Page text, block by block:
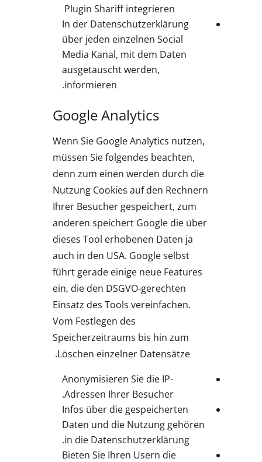
Plugin Shariff integrieren
In der Datenschutzerklärung
über jeden einzelnen Social
Media Kanal, mit dem Daten
ausgetauscht werden,
informieren.
Google Analytics
Wenn Sie Google Analytics nutzen,
müssen Sie folgendes beachten,
denn zum einen werden durch die
Nutzung Cookies auf den Rechnern
Ihrer Besucher gespeichert, zum
anderen speichert Google die über
dieses Tool erhobenen Daten ja
auch in den USA. Google selbst
führt gerade einige neue Features
ein, die den DSGVO-gerechten
Einsatz des Tools vereinfachen.
Vom Festlegen des
Speicherzeitraums bis hin zum
Löschen einzelner Datensätze.
Anonymisieren Sie die IP-
Adressen Ihrer Besucher.
Infos über die gespeicherten
Daten und die Nutzung gehören
in die Datenschutzerklärung.
Bieten Sie Ihren Usern die